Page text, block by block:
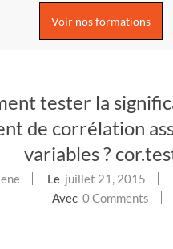
Voir nos formations
tester la
de corrélation
variables ?
Le juillet 21, 2015
Avec 0 Comments